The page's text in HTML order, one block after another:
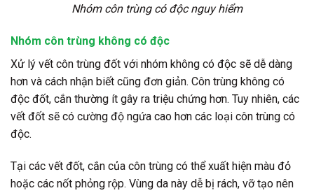
Nhóm côn trùng có độc nguy hiểm
Nhóm côn trùng không có độc
Xử lý vết côn trùng đốt với nhóm không có độc sẽ dễ dàng
hơn và cách nhận biết cũng đơn giản. Côn trùng không có
độc đốt, cắn thường ít gây ra triệu chứng hơn. Tuy nhiên, các
vết đốt sẽ có cường độ ngứa cao hơn các loại côn trùng có
độc.
Tại các vết đốt, cắn của côn trùng có thể xuất hiện màu đỏ
hoặc các nốt phỏng rộp. Vùng da này dễ bị rách, vỡ tạo nên